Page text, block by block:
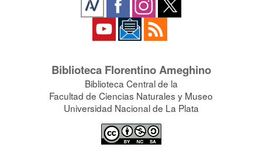
Biblioteca Florentino Ameghino
Biblioteca Central de la
Facultad de Ciencias Naturales y Museo
Universidad Nacional de La Plata